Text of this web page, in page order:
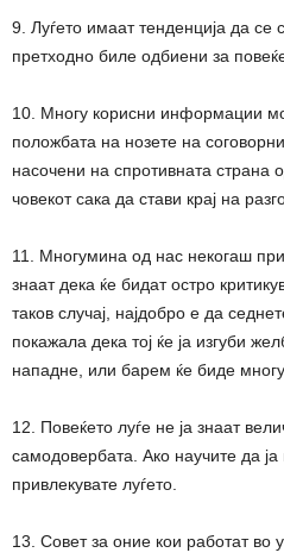
9. Луѓето имаат тенденција да се
претходно биле одбиени за
10. Многу корисни информации
положбата на нозете на
насочени на спротивната страна
човекот сака да стави крај на
11. Многумина од нас некогаш
знаат дека ќе бидат остро
таков случај, најдобро е да
покажала дека тој ќе ја изгуби
нападне, или барем ќе биде
12. Повеќето луѓе не ја знаат
самодовербата. Ако научите да ја
привлекувате луѓето.
13. Совет за оние кои работат во